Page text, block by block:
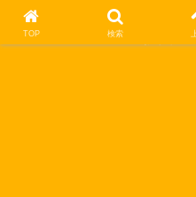
TOP 検索